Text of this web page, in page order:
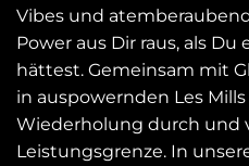
Vibes und
Power aus Dir raus, als
hättest. Gemeinsam mit
in auspowernden Les
Wiederholung durch und
Leistungsgrenze. In